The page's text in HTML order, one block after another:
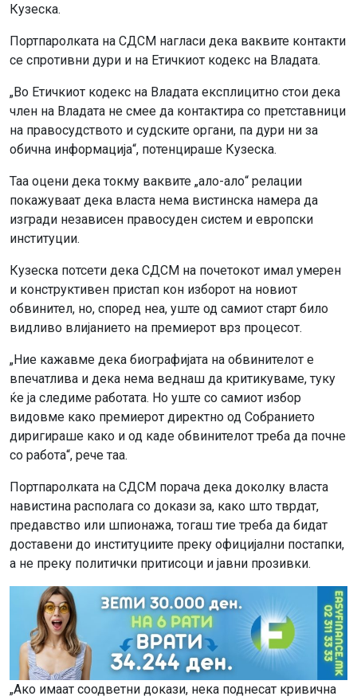
Кузеска.
Портпаролката на СДСМ нагласи дека ваквите контакти
се спротивни дури и на Етичкиот кодекс на Владата.
„Во Етичкиот кодекс на Владата експлицитно стои дека
член на Владата не смее да контактира со претставници
на правосудството и судските органи, па дури ни за
обична информација“, потенцираше Кузеска.
Таа оцени дека токму ваквите „ало-ало“ релации
покажуваат дека власта нема вистинска намера да
изгради независен правосуден систем и европски
институции.
Кузеска потсети дека СДСМ на почетокот имал умерен
и конструктивен пристап кон изборот на новиот
обвинител, но, според неа, уште од самиот старт било
видливо влијанието на премиерот врз процесот.
„Ние кажавме дека биографијата на обвинителот е
впечатлива и дека нема веднаш да критикуваме, туку
ќе ја следиме работата. Но уште со самиот избор
видовме како премиерот директно од Собранието
диригираше како и од каде обвинителот треба да почне
со работа“, рече таа.
Портпаролката на СДСМ порача дека доколку власта
навистина располага со докази за, како што тврдат,
предавство или шпионажа, тогаш тие треба да бидат
доставени до институциите преку официјални постапки,
а не преку политички притисоци и јавни прозивки.
„Ако имаат соодветни докази, нека поднесат кривична